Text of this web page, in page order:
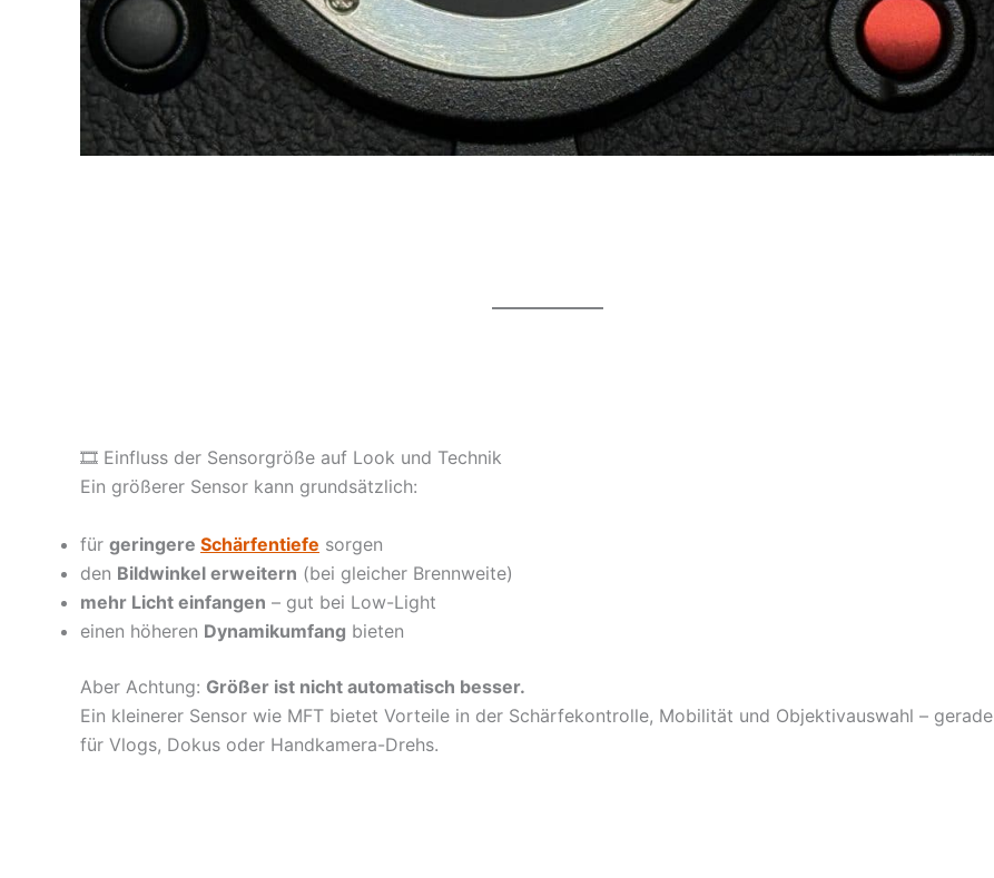
🎞 Einfluss der Sensorgröße auf Look und Technik
Ein größerer Sensor kann grundsätzlich:
für geringere Schärfentiefe sorgen
den Bildwinkel erweitern (bei gleicher Brennweite)
mehr Licht einfangen – gut bei Low-Light
einen höheren Dynamikumfang bieten
Aber Achtung: Größer ist nicht automatisch besser.
Ein kleinerer Sensor wie MFT bietet Vorteile in der Schärfekontrolle, Mobilität und Objektivauswahl – gerade
für Vlogs, Dokus oder Handkamera-Drehs.